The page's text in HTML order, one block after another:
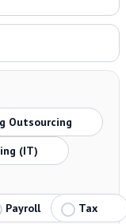
Outsourcing
(IT)
Payroll
Tax